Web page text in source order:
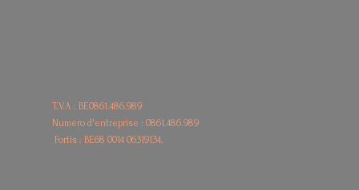
T.V.A : BE0861.486.989
Numéro d'entreprise : 0861.486.989
Fortis : BE680014 06319134.